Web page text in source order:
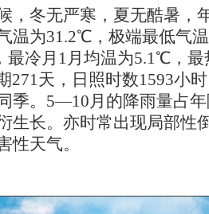
，冬无严寒，夏无酷暑，
温为31.2℃，极端最低气
最冷月1月均温为5.1℃，
271天，日照时数1593小
季。5—10月的降雨量占
生长。亦时常出现局部性
性天气。